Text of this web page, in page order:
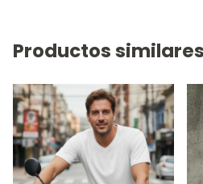
Productos similares